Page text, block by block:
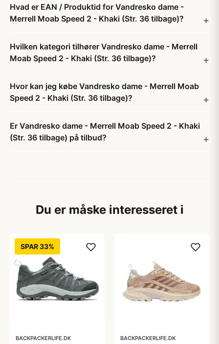
Hvad er EAN / Produktid for Vandresko dame -
Merrell Moab Speed 2 - Khaki (Str. 36 tilbage)?
Hvilken kategori tilhører Vandresko dame - Merrell
Moab Speed 2 - Khaki (Str. 36 tilbage)?
Hvor kan jeg købe Vandresko dame - Merrell Moab
Speed 2 - Khaki (Str. 36 tilbage)?
Er Vandresko dame - Merrell Moab Speed 2 - Khaki
(Str. 36 tilbage) på tilbud?
Du er måske interesseret i
SPAR 33%
BACKPACKERLIFE.DK BACKPACKERLIFE.DK